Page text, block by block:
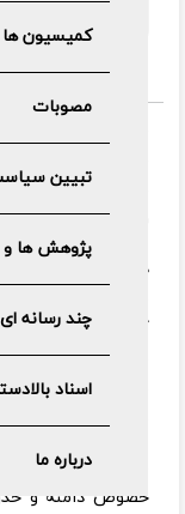
کمیسیون ها
مصوبات
تبیین
پژوهش ها و
چند رسانه ای
اسناد
درباره ما
به گزارش مرکز
نظام،
نظام، بررسی طرح
را ادامه داد.
در ابتدای جلسه،
کمیسیون ارائه داد
به سامانه ثبت
بنا بر این
خصوص دامنه و